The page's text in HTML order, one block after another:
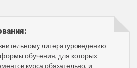
литературоведению
формы обучения, для которых
курса обязательно, и